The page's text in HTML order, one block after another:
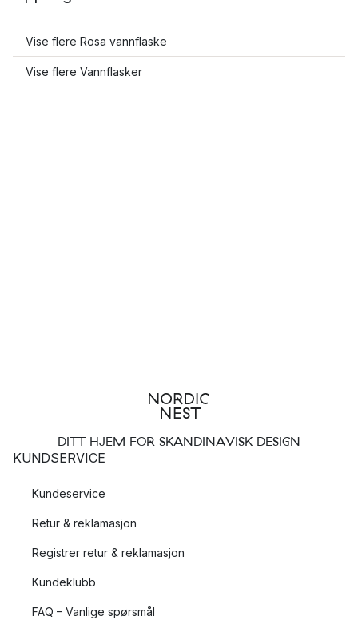
Vise flere Rosa vannflaske
Vise flere Vannflasker
DITT HJEM FOR SKANDINAVISK DESIGN
KUNDSERVICE
Kundeservice
Retur & reklamasjon
Registrer retur & reklamasjon
Kundeklubb
FAQ – Vanlige spørsmål